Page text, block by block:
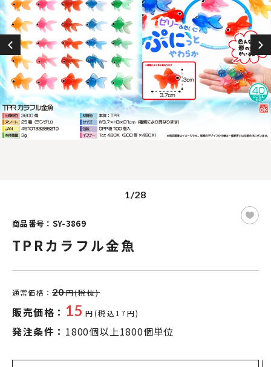
1/28
商品番号：SY-3869
TPRカラフル金魚
通常価格： 20円(税抜)
販売価格： 15 円(税込17円)
発注条件： 1800個以上1800個単位